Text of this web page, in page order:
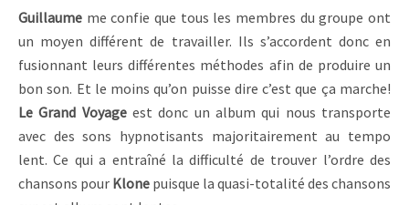
Guillaume me confie que tous les membres du groupe ont
un moyen différent de travailler. Ils s’accordent donc en
fusionnant leurs différentes méthodes afin de produire un
bon son. Et le moins qu’on puisse dire c’est que ça marche!
Le Grand Voyage est donc un album qui nous transporte
avec des sons hypnotisants majoritairement au tempo
lent. Ce qui a entraîné la difficulté de trouver l’ordre des
chansons pour Klone puisque la quasi-totalité des chansons